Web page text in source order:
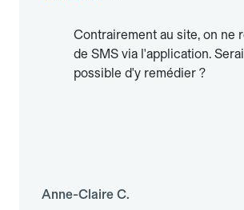
Contrairement au site, on ne
de SMS via l'application.
possible d'y remédier ?
Anne-Claire C.